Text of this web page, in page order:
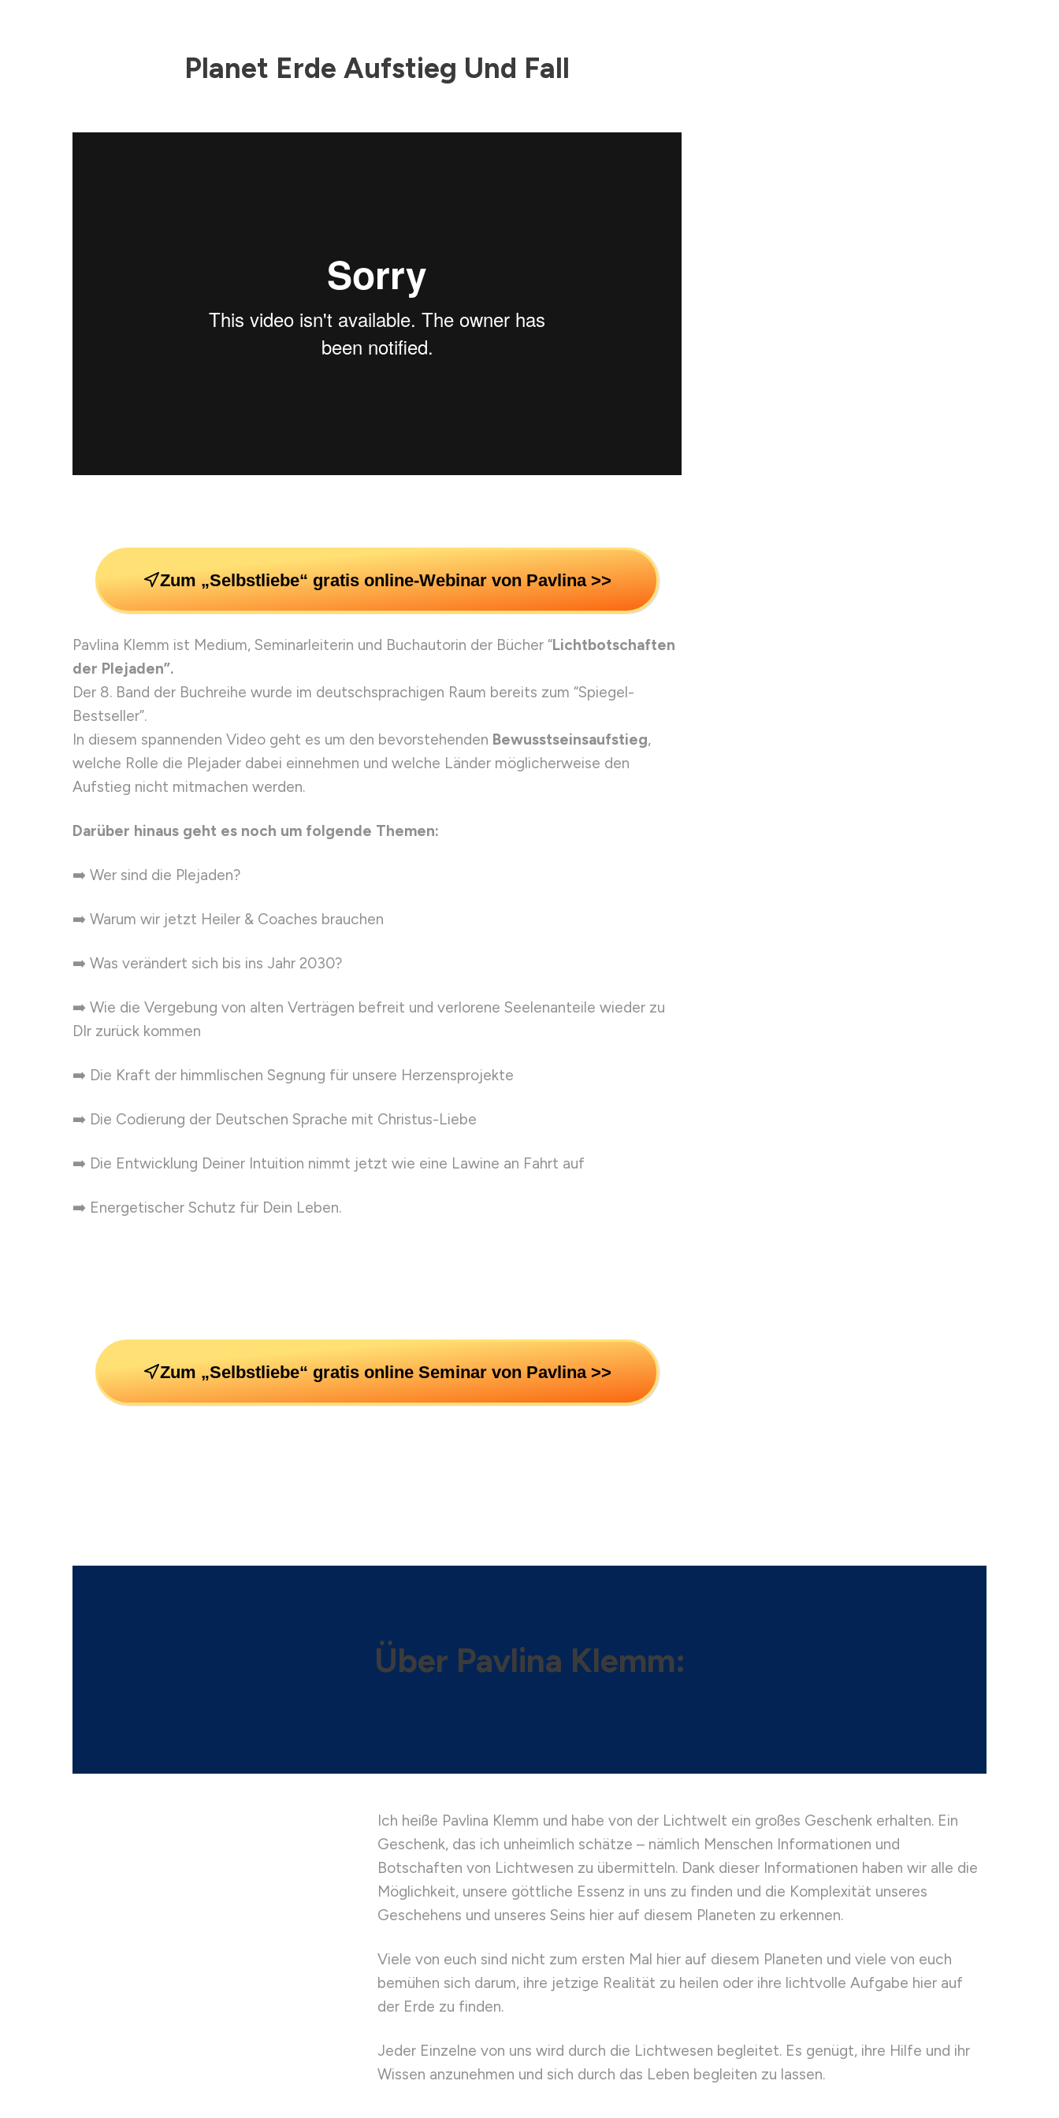
Planet Erde Aufstieg Und Fall
Zum „Selbstliebe“ gratis online-Webinar von Pavlina >>
Pavlina Klemm ist Medium, Seminarleiterin und Buchautorin der Bücher “Lichtbotschaften
der Plejaden”.
Der 8. Band der Buchreihe wurde im deutschsprachigen Raum bereits zum “Spiegel-
Bestseller”.
In diesem spannenden Video geht es um den bevorstehenden Bewusstseinsaufstieg,
welche Rolle die Plejader dabei einnehmen und welche Länder möglicherweise den
Aufstieg nicht mitmachen werden.
Darüber hinaus geht es noch um folgende Themen:
➡️ Wer sind die Plejaden?
➡️ Warum wir jetzt Heiler & Coaches brauchen
➡️ Was verändert sich bis ins Jahr 2030?
➡️ Wie die Vergebung von alten Verträgen befreit und verlorene Seelenanteile wieder zu
DIr zurück kommen
➡️ Die Kraft der himmlischen Segnung für unsere Herzensprojekte
➡️ Die Codierung der Deutschen Sprache mit Christus-Liebe
➡️ Die Entwicklung Deiner Intuition nimmt jetzt wie eine Lawine an Fahrt auf
➡️ Energetischer Schutz für Dein Leben.
Zum „Selbstliebe“ gratis online Seminar von Pavlina >>
Über Pavlina Klemm:
Ich heiße Pavlina Klemm und habe von der Lichtwelt ein großes Geschenk erhalten. Ein
Geschenk, das ich unheimlich schätze – nämlich Menschen Informationen und
Botschaften von Lichtwesen zu übermitteln. Dank dieser Informationen haben wir alle die
Möglichkeit, unsere göttliche Essenz in uns zu finden und die Komplexität unseres
Geschehens und unseres Seins hier auf diesem Planeten zu erkennen.
Viele von euch sind nicht zum ersten Mal hier auf diesem Planeten und viele von euch
bemühen sich darum, ihre jetzige Realität zu heilen oder ihre lichtvolle Aufgabe hier auf
der Erde zu finden.
Jeder Einzelne von uns wird durch die Lichtwesen begleitet. Es genügt, ihre Hilfe und ihr
Wissen anzunehmen und sich durch das Leben begleiten zu lassen.